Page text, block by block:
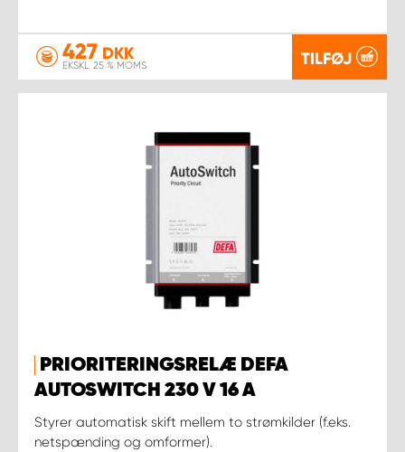
427 DKK
EKSKL. 25 % MOMS TILFØJ
PRIORITERINGSRELÆ DEFA
AUTOSWITCH 230 V 16 A
Styrer automatisk skift mellem to strømkilder (f.eks.
netspænding og omformer).